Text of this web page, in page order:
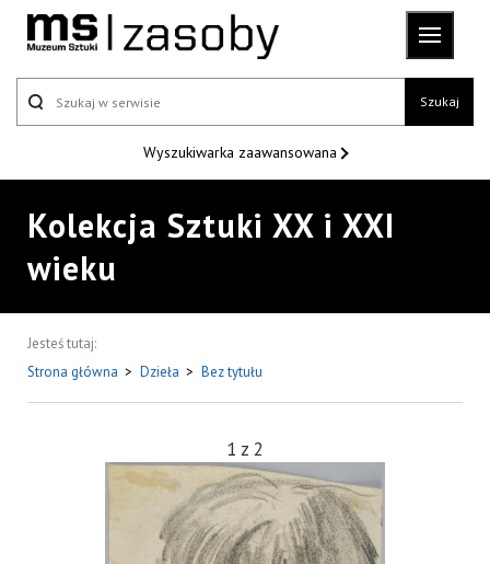
Szukaj
Wyszukiwarka zaawansowana
Kolekcja Sztuki XX i XXI
wieku
Jesteś tutaj:
Strona główna > Dzieła > Bez tytułu
1 z 2